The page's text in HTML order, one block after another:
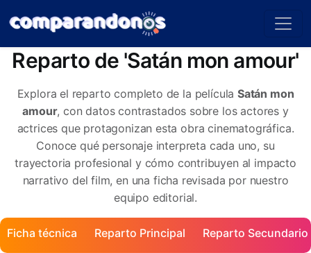
Reparto de 'Satán mon amour'
Explora el reparto completo de la película Satán mon
amour, con datos contrastados sobre los actores y
actrices que protagonizan esta obra cinematográfica.
Conoce qué personaje interpreta cada uno, su
trayectoria profesional y cómo contribuyen al impacto
narrativo del film, en una ficha revisada por nuestro
equipo editorial.
Ficha técnica Reparto Principal Reparto Secundario